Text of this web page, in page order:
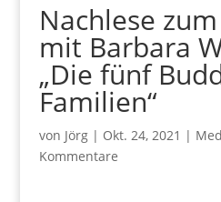
Nachlese
mit Barbara
„Die fünf
Familien“
von Jörg| Okt. 24, 2021 |
Kommentare